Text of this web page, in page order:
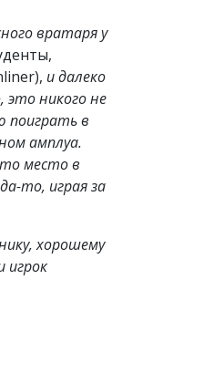
вратаря у
и далеко
это никого не
поиграть в
амплуа.
место в
то, играя за
хорошему
игрок